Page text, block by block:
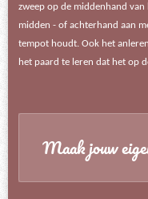
zweep op de middenhand
midden - of achterhand aan
tempot houdt. Ook het
het paard te leren dat het op
Maak jouw